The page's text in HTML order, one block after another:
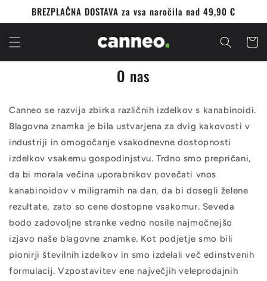
vsebino
BREZPLAČNA DOSTAVA za vsa naročila nad 49,90 €
O nas
Canneo se razvija zbirka različnih izdelkov s kanabinoidi.
Blagovna znamka je bila ustvarjena za dvig kakovosti v
industriji in omogočanje vsakodnevne dostopnosti
izdelkov vsakemu gospodinjstvu. Trdno smo prepričani,
da bi morala večina uporabnikov povečati vnos
kanabinoidov v miligramih na dan, da bi dosegli želene
rezultate, zato so cene dostopne vsakomur. Seveda
bodo zadovoljne stranke vedno nosile najmočnejšo
izjavo naše blagovne znamke. Kot podjetje smo bili
pionirji številnih izdelkov in smo izdelali več edinstvenih
formulacij. Vzpostavitev ene največjih veleprodajnih